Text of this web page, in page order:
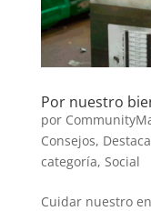
Por nuestro
por
Consejos,
categoría, Social
Cuidar nuestro